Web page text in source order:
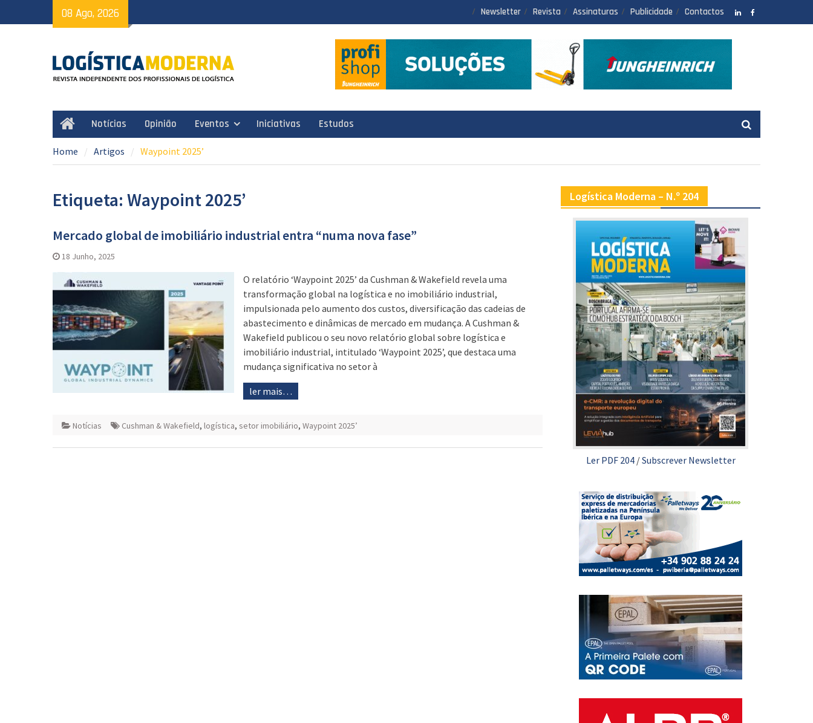
to
08 Ago, 2026 Newsletter Revista Assinaturas Publicidade Contactos
HomeNotícias Opinião Eventos Iniciativas Estudos
Home Artigos Waypoint 2025’
Etiqueta: Waypoint 2025’
Mercado global de imobiliário industrial entra “numa nova fase”
18 Junho, 2025
O relatório ‘Waypoint 2025’ da Cushman & Wakefield revela uma
transformação global na logística e no imobiliário industrial,
impulsionada pelo aumento dos custos, diversificação das cadeias de
abastecimento e dinâmicas de mercado em mudança. A Cushman &
Wakefield publicou o seu novo relatório global sobre logística e
imobiliário industrial, intitulado ‘Waypoint 2025’, que destaca uma
mudança significativa no setor à
ler mais…
Notícias Cushman & Wakefield, logística, setor imobiliário, Waypoint 2025’
Logística Moderna – N.º 204
Ler PDF 204/Subscrever Newsletter